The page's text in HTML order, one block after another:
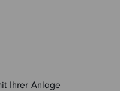
Ihrer Anlage